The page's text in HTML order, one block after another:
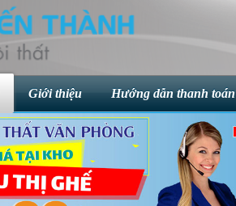
Giới thiệu Hướng dẫn thanh toán